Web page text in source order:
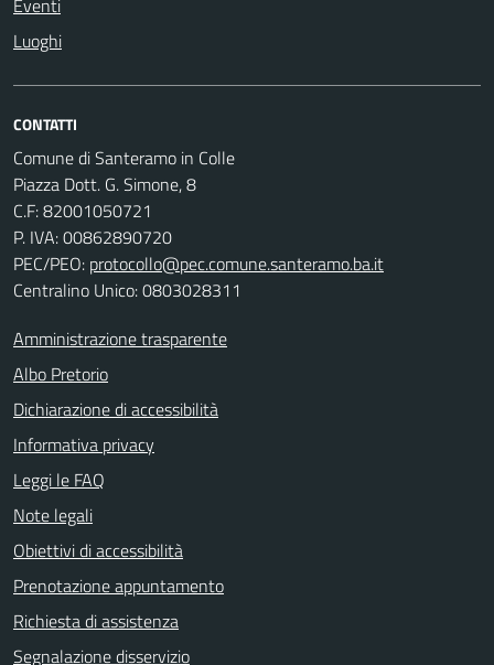
Eventi
Luoghi
CONTATTI
Comune di Santeramo in Colle
Piazza Dott. G. Simone, 8
C.F:82001050721
P. IVA:00862890720
PEC/PEO: protocollo@pec.comune.santeramo.ba.it
Centralino Unico: 0803028311
Amministrazione trasparente
Albo Pretorio
Dichiarazione di accessibilità
Informativa privacy
Leggi le FAQ
Note legali
Obiettivi di accessibilità
Prenotazione appuntamento
Richiesta di assistenza
Segnalazione disservizio